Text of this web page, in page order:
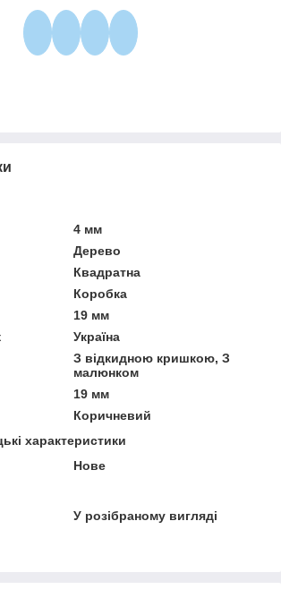
4 мм
Дерево
Квадратна
Коробка
19 мм
Україна
З відкидною кришкою, З
малюнком
19 мм
Коричневий
характеристики
Нове
У розібраному вигляді